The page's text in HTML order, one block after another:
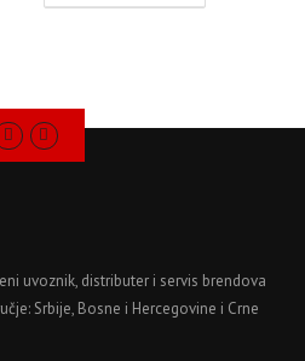
uvoznik, distributer i servis brendova
Srbije, Bosne i Hercegovine i Crne